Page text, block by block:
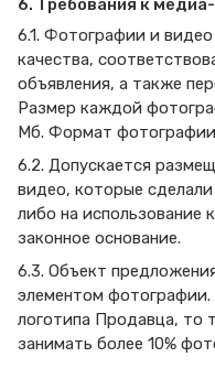
6. Требования к
6.1. Фотографии и
качества,
объявления, а также
Размер каждой
Мб. Формат
6.2. Допускается
видео, которые
либо на использование
законное основание.
6.3. Объект
элементом
логотипа Продавца, то
занимать более 10%